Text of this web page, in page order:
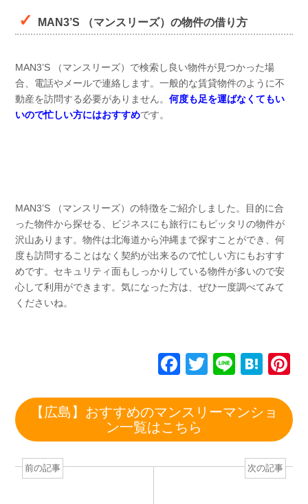
MAN3’S （マンスリーズ）の物件の借り方
MAN3’S （マンスリーズ）で検索し良い物件が見つかった場
合、電話やメールで連絡します。一般的な賃貸物件のように不
動産を訪問する必要がありません。 何度も足を運ばなくてもい
いので忙しい方にはおすすめです。
MAN3’S （マンスリーズ）の特徴をご紹介しました。目的に合
った物件から探せる、ビジネスにも旅行にもピッタリの物件が
沢山あります。物件は北海道から沖縄まで探すことができ、何
度も訪問することはなく契約が出来るので忙しい方にもおすす
めです。セキュリティ面もしっかりしている物件が多いので安
心して利用ができます。気になった方は、ぜひ一度調べてみて
くださいね。
F
c
e
o
T
tt
Li
e
H
e
a
e
【広島】おすすめのマンスリーマンショ
ン一覧はこちら
前の記事 次の記事